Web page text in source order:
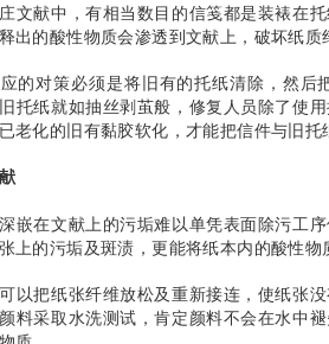
文献中，有相当数目的信笺都是装裱在
出的酸性物质会渗透到文献上，破坏纸质
的对策必须是将旧有的托纸清除，然
托纸就如抽丝剥茧般，修复人员除了使
老化的旧有黏胶软化，才能把信件与旧
嵌在文献上的污垢难以单凭表面除污工
上的污垢及斑渍，更能将纸本内的酸性
以把纸张纤维放松及重新接连，使纸张
料采取水洗测试，肯定颜料不会在水中